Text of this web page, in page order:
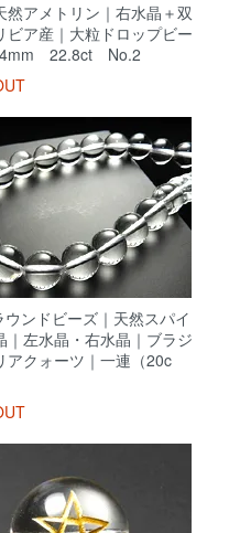
然アメトリン｜右水晶＋双
ビア産｜大粒ドロップビー
22.8ct No.2
ウンドビーズ｜天然スパイ
｜左水晶・右水晶｜ブラジ
アクォーツ｜一連（20c